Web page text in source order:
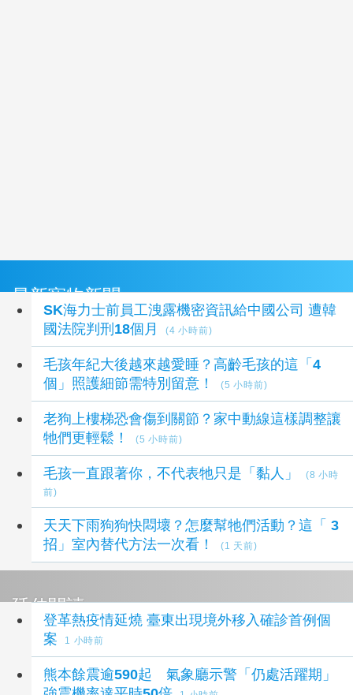
最新寵物新聞
SK海力士前員工洩露機密資訊給中國公司 遭韓
國法院判刑18個月
(4 小時前)
毛孩年紀大後越來越愛睡？高齡毛孩的這「4
個」照護細節需特別留意！
(5 小時前)
老狗上樓梯恐會傷到關節？家中動線這樣調整讓
牠們更輕鬆！
(5 小時前)
毛孩一直跟著你，不代表牠只是「黏人」
(8 小時
前)
天天下雨狗狗快悶壞？怎麼幫牠們活動？這「 3
招」室內替代方法一次看！
(1 天前)
延伸閱讀
登革熱疫情延燒 臺東出現境外移入確診首例個
案
1 小時前
熊本餘震逾590起 氣象廳示警「仍處活躍期」